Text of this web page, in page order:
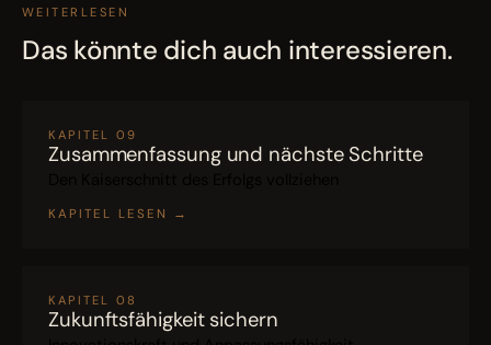
WEITERLESEN
Das könnte dich auch interessieren.
KAPITEL 09
Zusammenfassung und nächste Schritte
KAPITEL LESEN →
KAPITEL 08
Zukunftsfähigkeit sichern